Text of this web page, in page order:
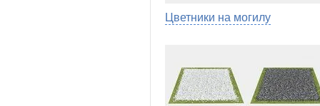
Цветники на могилу